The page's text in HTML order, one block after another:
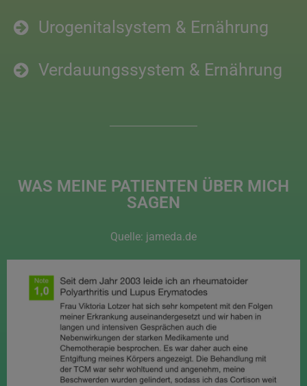
Urogenitalsystem & Ernährung
Verdauungssystem & Ernährung
WAS MEINE PATIENTEN ÜBER MICH
SAGEN
Quelle: jameda.de